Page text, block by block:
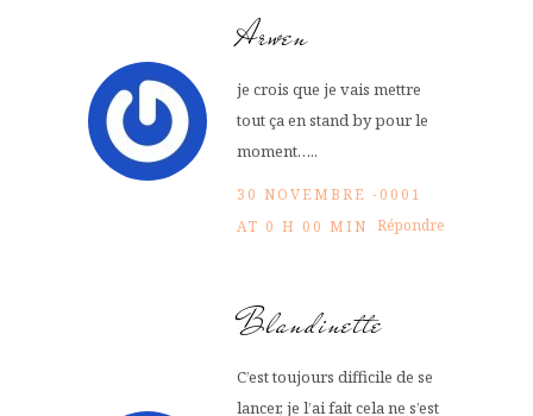
Arwen
je crois que je vais mettre
tout ça en stand by pour le
moment…..
30 NOVEMBRE -0001
AT 0 H 00 MIN Répondre
Blandinette
C’est toujours difficile de se
lancer, je l’ai fait cela ne s’est